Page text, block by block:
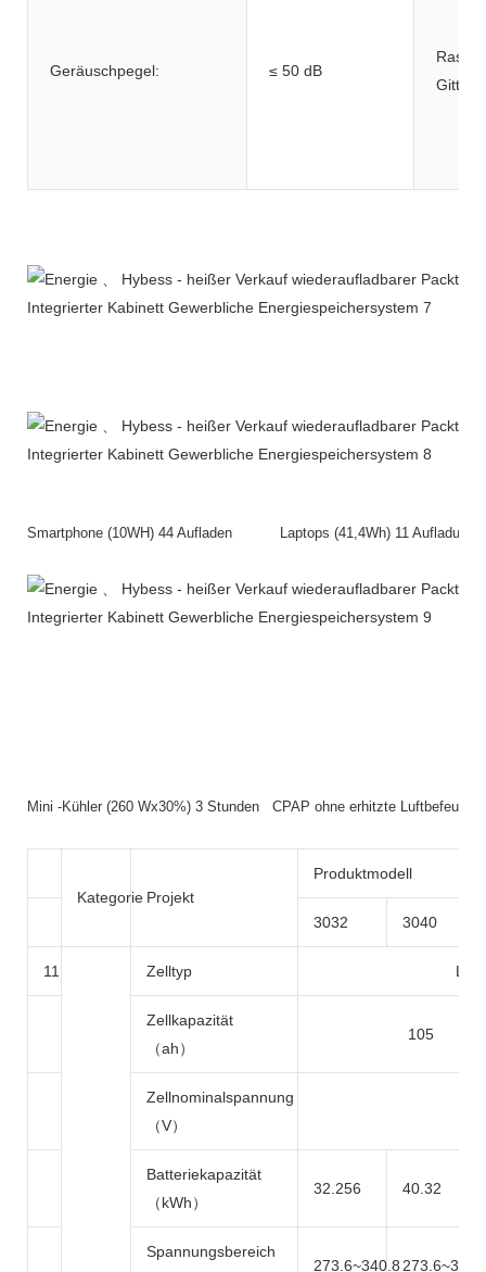
Geräuschpegel: ≤ 50 dB
Smartphone (10WH) 44 Aufladen Laptops (41,4Wh) 11
Mini -Kühler (260 Wx30%) 3 Stunden CPAP ohne erhitzte
Kategorie Projekt
Produktmodell
3032 3040
11 Zelltyp
Zellkapazität
（ah）
105
Zellnominalspannung
（V）
Batteriekapazität
（kWh）
32.256 40.32
Spannungsbereich
273.6~340.8